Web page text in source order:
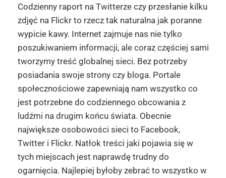
Codzienny raport na Twitterze czy przesłanie kilku
zdjęć na Flickr to rzecz tak naturalna jak poranne
wypicie kawy. Internet zajmuje nas nie tylko
poszukiwaniem informacji, ale coraz częściej sami
tworzymy treść globalnej sieci. Bez potrzeby
posiadania swoje strony czy bloga. Portale
społecznościowe zapewniają nam wszystko co
jest potrzebne do codziennego obcowania z
ludźmi na drugim końcu świata. Obecnie
największe osobowości sieci to Facebook,
Twitter i Flickr. Natłok treści jaki pojawia się w
tych miejscach jest naprawdę trudny do
ogarnięcia. Najlepiej byłoby zebrać to wszystko w